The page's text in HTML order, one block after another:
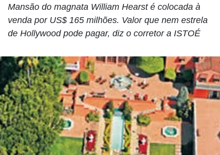
Mansão do magnata William Hearst é colocada à
venda por US$ 165 milhões. Valor que nem estrela
de Hollywood pode pagar, diz o corretor a ISTOÉ